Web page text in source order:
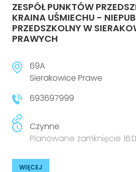
ZESPÓŁ PUNKTÓW
KRAINA UŚMIECHU -
PRZEDSZKOLNY W
PRAWYCH
69A
Sierakowice Prawe
693697999
Czynne
Planowane zamknięcie
WIĘCEJ